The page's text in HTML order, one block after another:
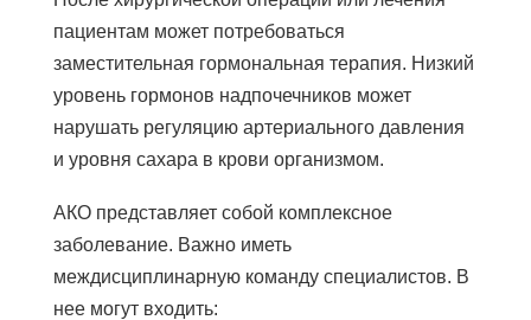
пациентам может потребоваться
заместительная гормональная терапия. Низкий
уровень гормонов надпочечников может
нарушать регуляцию артериального давления
и уровня сахара в крови организмом.
АКО представляет собой комплексное
заболевание. Важно иметь
междисциплинарную команду специалистов. В
нее могут входить: